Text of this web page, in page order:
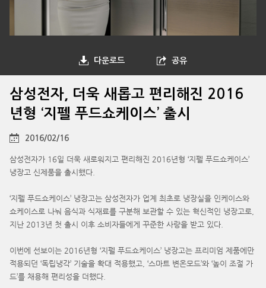
다운로드 공유
삼성전자, 더욱 새롭고 편리해진 2016
년형 ‘지펠 푸드쇼케이스’ 출시
2016/02/16
삼성전자가 16일 더욱 새로워지고 편리해진 2016년형 ‘지펠 푸드쇼케이스’
냉장고 신제품을 출시했다.
‘지펠 푸드쇼케이스’ 냉장고는 삼성전자가 업계 최초로 냉장실을 인케이스와
쇼케이스로 나눠 음식과 식재료를 구분해 보관할 수 있는 혁신적인 냉장고로,
지난 2013년 첫 출시 이후 소비자들에게 꾸준한 사랑을 받고 있다.
이번에 선보이는 2016년형 ‘지펠 푸드쇼케이스’ 냉장고는 프리미엄 제품에만
적용되던 ‘독립냉각’ 기술을 확대 적용했고, ‘스마트 변온모드’와 ‘높이 조절 가
드’를 채용해 편리성을 더했다.